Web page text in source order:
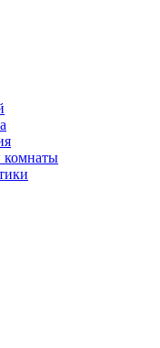
комнаты